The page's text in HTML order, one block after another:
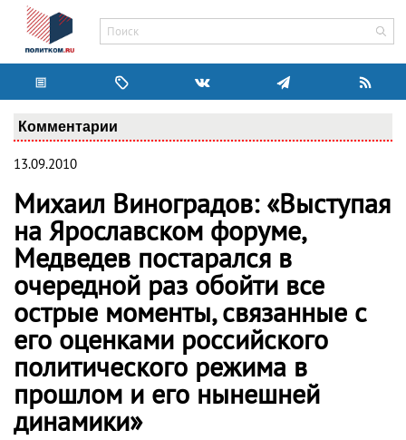
Комментарии
13.09.2010
Михаил Виноградов: «Выступая
на Ярославском форуме,
Медведев постарался в
очередной раз обойти все
острые моменты, связанные с
его оценками российского
политического режима в
прошлом и его нынешней
динамики»